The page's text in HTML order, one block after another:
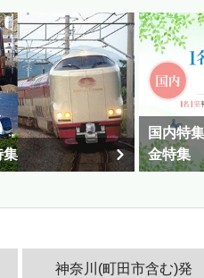
集
国内特
金特集
神奈川(町田市含む)発